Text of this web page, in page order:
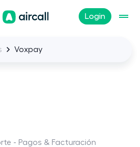
Login
Voxpay
Pagos & Facturación